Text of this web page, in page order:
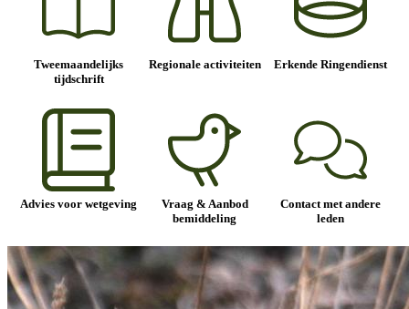
Tweemaandelijks
tijdschrift
Regionale activiteiten Erkende Ringendienst
Advies voor wetgeving
Vraag & Aanbod
bemiddeling
Contact met andere
leden